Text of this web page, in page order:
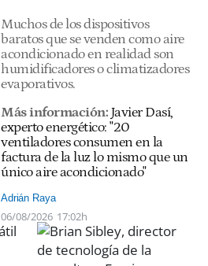
Muchos de los dispositivos
baratos que se venden como aire
acondicionado en realidad son
humidificadores o climatizadores
evaporativos.
Más información: Javier Dasí,
experto energético: "20
ventiladores consumen en la
factura de la luz lo mismo que un
único aire acondicionado"
Adrián Raya
06/08/2026 17:02h